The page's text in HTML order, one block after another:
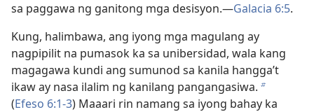
sa paggawa ng ganitong mga desisyon.​—Galacia 6:5.
Kung, halimbawa, ang iyong mga magulang ay
nagpipilit na pumasok ka sa unibersidad, wala kang
magagawa kundi ang sumunod sa kanila hangga’t
ikaw ay nasa ilalim ng kanilang pangangasiwa. b
(Efeso 6:​1-3) Maaari rin namang sa iyong bahay ka